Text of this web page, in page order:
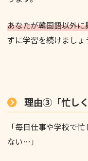
あなたが韓国語以外
ずに学習を続けましょ
理由③「忙しく
「毎日仕事や学校で
ない…」